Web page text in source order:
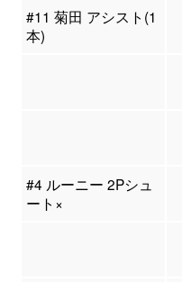
#11 菊田 アシスト(1
本)
#4 ルーニー 2Pシュ
ート×